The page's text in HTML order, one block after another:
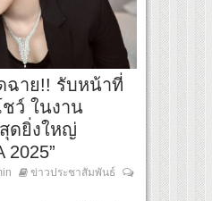
ดฉาย!! รับหน้าที่
ว์ ในงาน
ดยิ่งใหญ่
2025”
ข่าวประชาสัมพันธ์